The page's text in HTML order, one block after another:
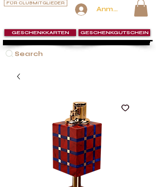
Anmelden
FÜR CLUBMITGLIEDER
Search
GESCHENKKARTEN GESCHENKGUTSCHEIN